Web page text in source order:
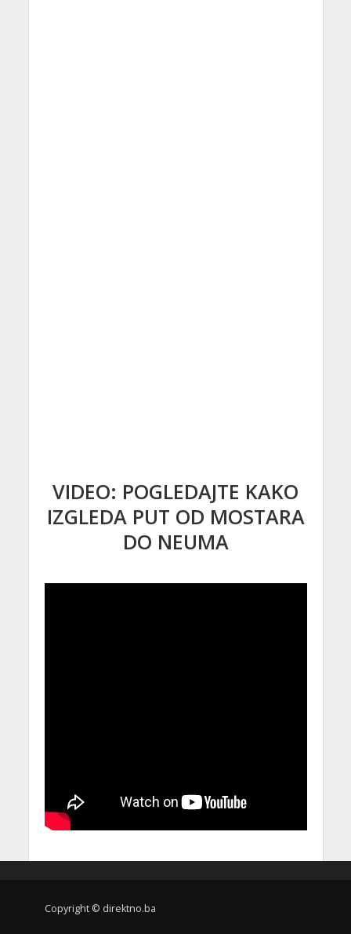
VIDEO: POGLEDAJTE KAKO
IZGLEDA PUT OD MOSTARA
DO NEUMA
Copyright © direktno.ba